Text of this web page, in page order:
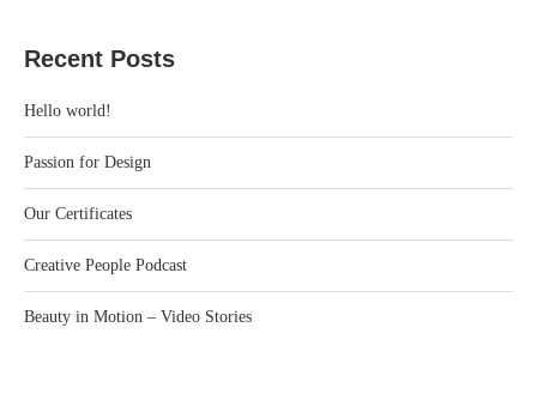
Recent Posts
Hello world!
Passion for Design
Our Certificates
Creative People Podcast
Beauty in Motion – Video Stories